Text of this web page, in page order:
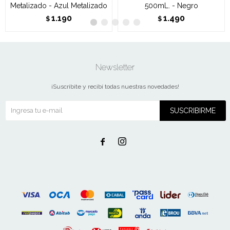
Metalizado - Azul Metalizado
$ 1.190
500mL. - Negro
$ 1.490
Newsletter
¡Suscribite y recibí todas nuestras novedades!
SUSCRIBIRME
 